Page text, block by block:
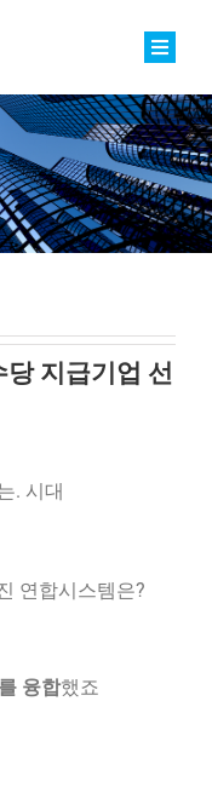
Toggle
당 지급기업 선
. 시대
연합시스템은?
를 융합했죠